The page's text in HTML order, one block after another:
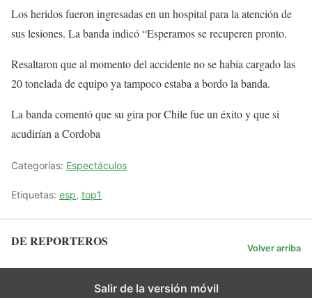
Los heridos fueron ingresadas en un hospital para la atención de
sus lesiones. La banda indicó “Esperamos se recuperen pronto.
Resaltaron que al momento del accidente no se había cargado las
20 tonelada de equipo ya tampoco estaba a bordo la banda.
La banda comentó que su gira por Chile fue un éxito y que si
acudirían a Cordoba
Categorías: Espectáculos
Etiquetas: esp, top1
DE REPORTEROS Volver arriba
Salir de la versión móvil